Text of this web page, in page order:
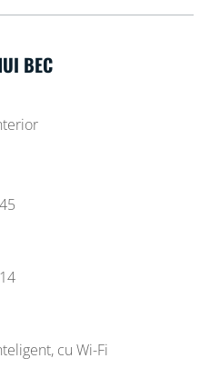
BEC
cu Wi-Fi